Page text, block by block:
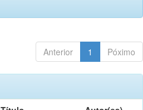
Anterior 1 Póximo